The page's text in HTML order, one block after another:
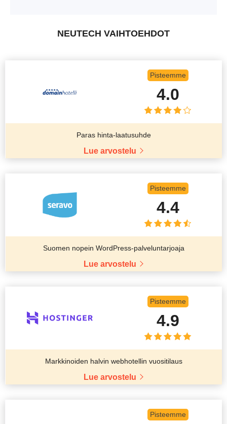
NEUTECH VAIHTOEHDOT
Pisteemme
4.0
Paras hinta-laatusuhde
Lue arvostelu
Pisteemme
4.4
Suomen nopein WordPress-palveluntarjoaja
Lue arvostelu
Pisteemme
4.9
Markkinoiden halvin webhotellin vuositilaus
Lue arvostelu
Pisteemme